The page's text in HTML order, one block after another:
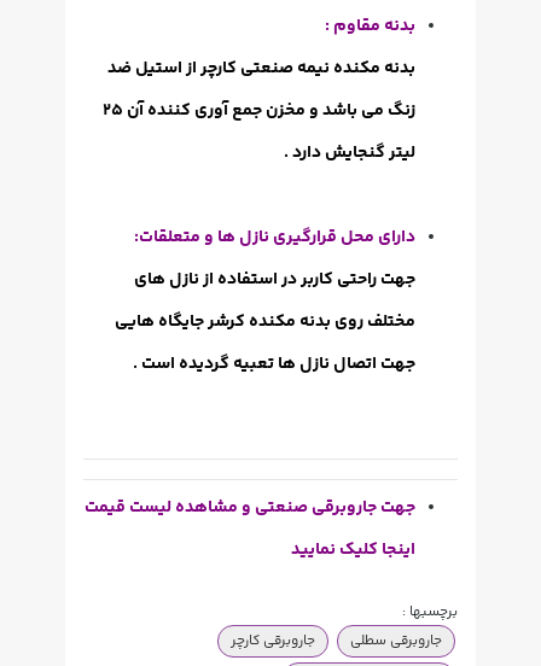
بدنه مقاوم :
بدنه مکنده نیمه صنعتی کارچراز استیل ضد
زنگ می باشد و مخزن جمع آوری کننده آن 25
لیتر گنجایش دارد .
دارای محل قرارگیری نازل ها و متعلقات:
جهت راحتی کاربر در استفاده از نازل های
مختلف روی بدنه مکنده کرشر جایگاه هایی
جهت اتصال نازل ها تعبیه گردیده است .
جهت جاروبرقی صنعتی و مشاهده لیست قیمت
اینجا کلیک نمایید
برچسبها :
جاروبرقی سطلی
جاروبرقی کارچر